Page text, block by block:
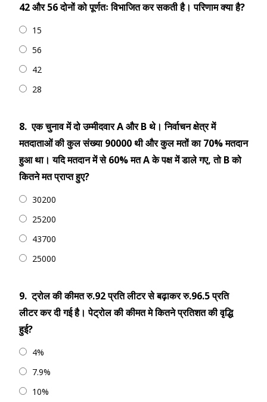
42 और 56 दोनों को पूर्णतः विभाजित कर सकती है। परिणाम क्‍या है?
15
56
42
28
8. एक चुनाव में दो उम्मीदवार A और B थे। निर्वाचन क्षेत्र में
मतदाताओं की कुल संख्या 90000 थी और कुल मतों का 70% मतदान
हुआ था। यदि मतदान में से 60% मत A के पक्ष में डाले गए, तो B को
कितने मत प्राप्त हुए?
30200
25200
43700
25000
9. ट्रोल की कीमत रु.92 प्रति लीटर से बढ़ाकर रु.96.5 प्रति
लीटर कर दी गई है। पेट्रोल की कीमत मे कितने प्रतिशत की वृद्धि
हुई?
4%
7.9%
10%